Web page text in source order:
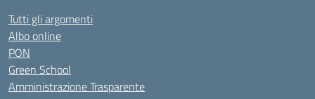
Tutti gli argomenti
Albo online
PON
Green School
Amministrazione Trasparente